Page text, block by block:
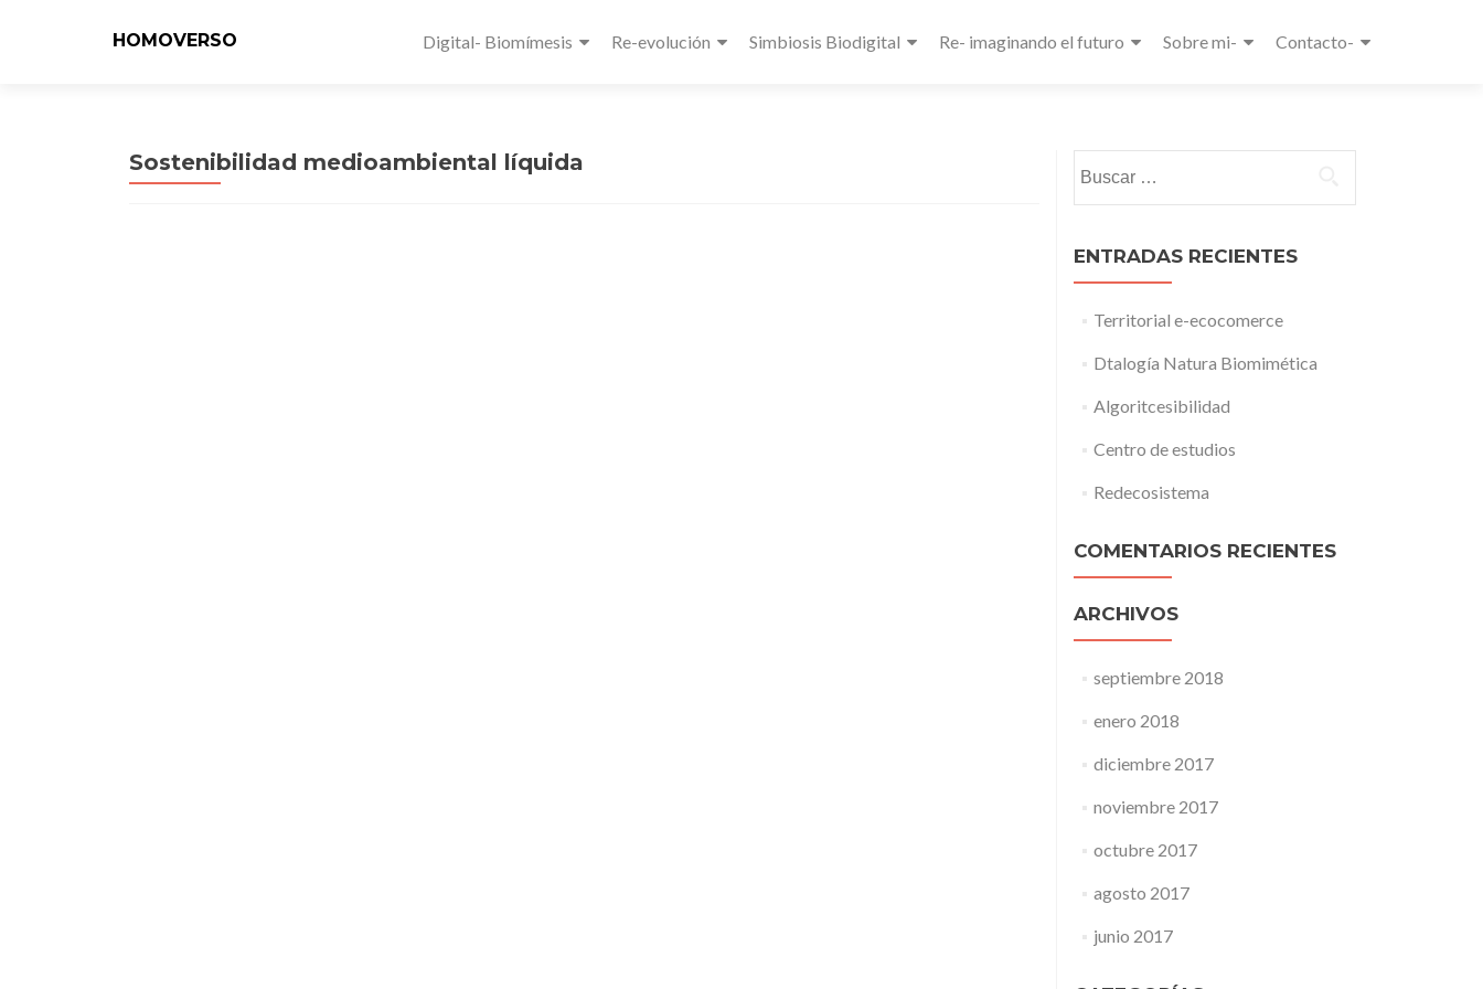
HOMOVERSO Digital- Biomímesis Re-evolución Simbiosis Biodigital Re- imaginando el futuro Sobre mi- Contacto-
Sostenibilidad medioambiental líquida
ENTRADAS RECIENTES
Territorial e-ecocomerce
Dtalogía Natura Biomimética
Algoritcesibilidad
Centro de estudios
Redecosistema
COMENTARIOS RECIENTES
ARCHIVOS
septiembre 2018
enero 2018
diciembre 2017
noviembre 2017
octubre 2017
agosto 2017
junio 2017